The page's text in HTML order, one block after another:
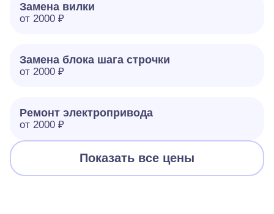
Замена вилки
от 2000 ₽
Замена блока шага строчки
от 2000 ₽
Ремонт электропривода
от 2000 ₽
Показать все цены